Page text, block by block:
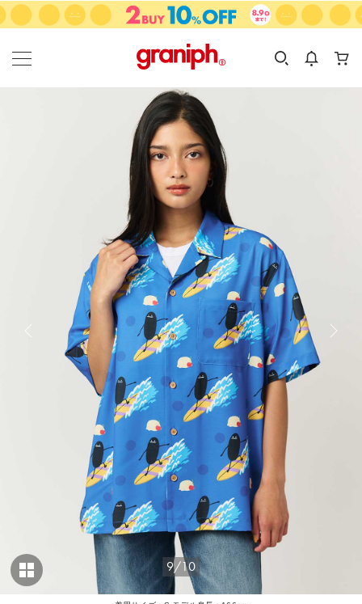
カテゴリーから探す
KIDS
カテゴリ
サイズ
9/10